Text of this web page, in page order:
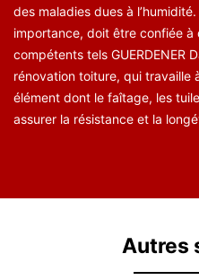
des maladies dues à
importance, doit être confiée à
compétents tels GUERDENER
rénovation toiture, qui travaille
élément dont le faîtage, les
assurer la résistance et la
Autres